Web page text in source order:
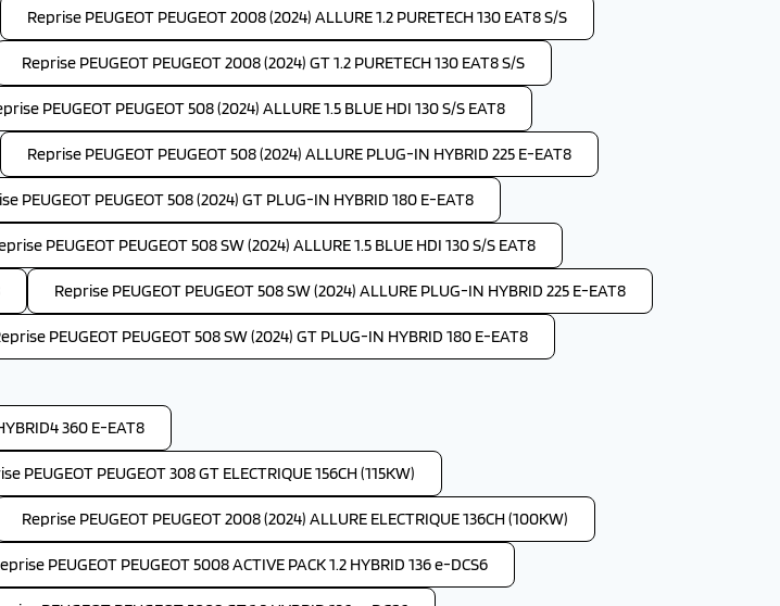
Reprise PEUGEOT PEUGEOT 2008 (2024) ALLURE 1.2 PURETECH 130 EAT8 S/S
Reprise PEUGEOT PEUGEOT 2008 (2024) GT 1.2 PURETECH 130 EAT8 S/S
PEUGEOT PEUGEOT 508 (2024) ALLURE 1.5 BLUE HDI 130 S/S EAT8
Reprise PEUGEOT PEUGEOT 508 (2024) ALLURE PLUG-IN HYBRID 225 E-EAT8
PEUGEOT PEUGEOT 508 (2024) GT PLUG-IN HYBRID 180 E-EAT8
PEUGEOT PEUGEOT 508 SW (2024) ALLURE 1.5 BLUE HDI 130 S/S EAT8
Reprise PEUGEOT PEUGEOT 508 SW (2024) ALLURE PLUG-IN HYBRID 225 E-EAT8
PEUGEOT PEUGEOT 508 SW (2024) GT PLUG-IN HYBRID 180 E-EAT8
360 E-EAT8
PEUGEOT PEUGEOT 308 GT ELECTRIQUE 156CH (115KW)
Reprise PEUGEOT PEUGEOT 2008 (2024) ALLURE ELECTRIQUE 136CH (100KW)
PEUGEOT PEUGEOT 5008 ACTIVE PACK 1.2 HYBRID 136 e-DCS6